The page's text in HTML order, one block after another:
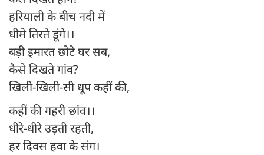
हरियाली के बीच नदी में
धीमे तिरते डूंगे।।
बड़ी इमारत छोटे घर सब,
कैसे दिखते गांव?
खिली-खिली-सी धूप कहीं की,
कहीं की गहरी छांव।।
धीरे-धीरे उड़ती रहती,
हर दिवस हवा के संग।